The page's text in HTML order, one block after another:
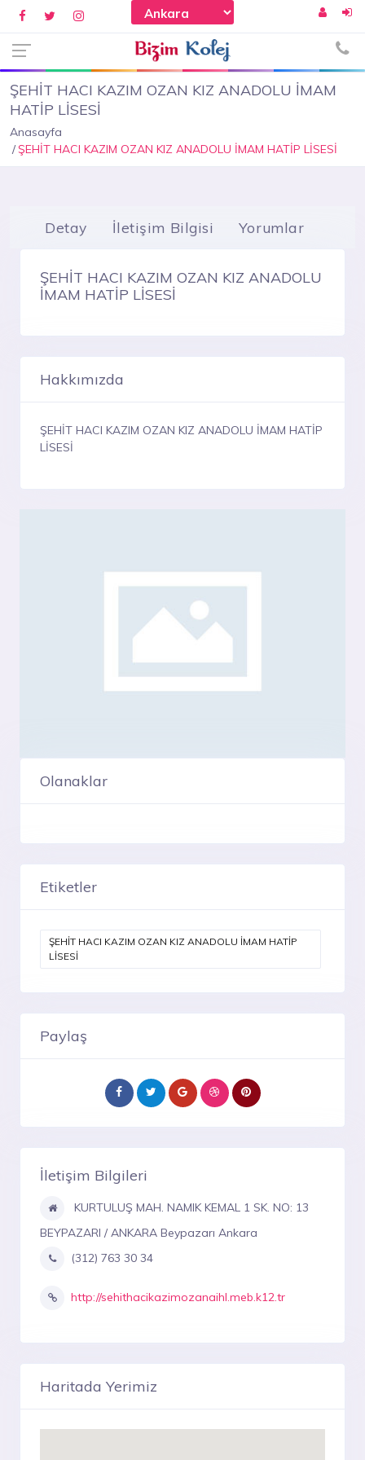
ŞEHİT HACI KAZIM OZAN KIZ ANADOLU İMAM
HATİP LİSESİ
Anasayfa
ŞEHİT HACI KAZIM OZAN KIZ ANADOLU İMAM HATİP LİSESİ
Detay İletişim Bilgisi Yorumlar
ŞEHİT HACI KAZIM OZAN KIZ ANADOLU
İMAM HATİP LİSESİ
Hakkımızda
ŞEHİT HACI KAZIM OZAN KIZ ANADOLU İMAM HATİP
LİSESİ
Olanaklar
Etiketler
ŞEHİT HACI KAZIM OZAN KIZ ANADOLU İMAM HATİP
LİSESİ
Paylaş
İletişim Bilgileri
KURTULUŞ MAH. NAMIK KEMAL 1 SK. NO: 13
BEYPAZARI / ANKARA Beypazarı Ankara
(312) 763 30 34
http://sehithacikazimozanaihl.meb.k12.tr
Haritada Yerimiz